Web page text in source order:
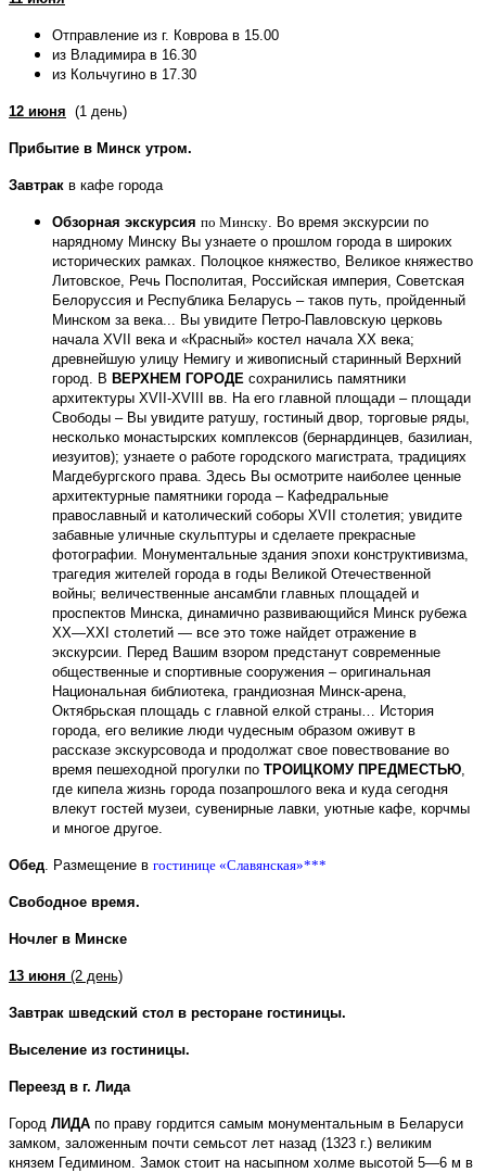
Отправление из г. Коврова в 15.00
из Владимира в 16.30
из Кольчугино в 17.30
12 июня (1 день)
Прибытие в Минск утром.
Завтрак в кафе города
Обзорная экскурсия по Минску. Во время экскурсии по
нарядному Минску Вы узнаете о прошлом города в широких
исторических рамках. Полоцкое княжество, Великое княжество
Литовское, Речь Посполитая, Российская империя, Советская
Белоруссия и Республика Беларусь – таков путь, пройденный
Минском за века... Вы увидите Петро-Павловскую церковь
начала ХVII века и «Красный» костел начала ХХ века;
древнейшую улицу Немигу и живописный старинный Верхний
город. В ВЕРХНЕМ ГОРОДЕ сохранились памятники
архитектуры XVII -XVIII вв. На его главной площади – площади
Свободы – Вы увидите ратушу, гостиный двор, торговые ряды,
несколько монастырских комплексов (бернардинцев, базилиан,
иезуитов); узнаете о работе городского магистрата, традициях
Магдебургского права. Здесь Вы осмотрите наиболее ценные
архитектурные памятники города – Кафедральные
православный и католический соборы ХVII столетия; увидите
забавные уличные скульптуры и сделаете прекрасные
фотографии. Монументальные здания эпохи конструктивизма,
трагедия жителей города в годы Великой Отечественной
войны; величественные ансамбли главных площадей и
проспектов Минска, динамично развивающийся Минск рубежа
ХХ—ХХI столетий — все это тоже найдет отражение в
экскурсии. Перед Вашим взором предстанут современные
общественные и спортивные сооружения – оригинальная
Национальная библиотека, грандиозная Минск-арена,
Октябрьская площадь с главной елкой страны… История
города, его великие люди чудесным образом оживут в
рассказе экскурсовода и продолжат свое повествование во
время пешеходной прогулки по ТРОИЦКОМУ ПРЕДМЕСТЬЮ,
где кипела жизнь города позапрошлого века и куда сегодня
влекут гостей музеи, сувенирные лавки, уютные кафе, корчмы
и многое другое.
Обед. Размещение в гостинице «Славянская»***
Свободное время.
Ночлег в Минске
13 июня (2 день)
Завтрак шведский стол в ресторане гостиницы.
Выселение из гостиницы.
Переезд в г. Лида
Город ЛИДА по праву гордится самым монументальным в Беларуси
замком, заложенным почти семьсот лет назад (1323 г.) великим
князем Гедимином. Замок стоит на насыпном холме высотой 5—6 м в